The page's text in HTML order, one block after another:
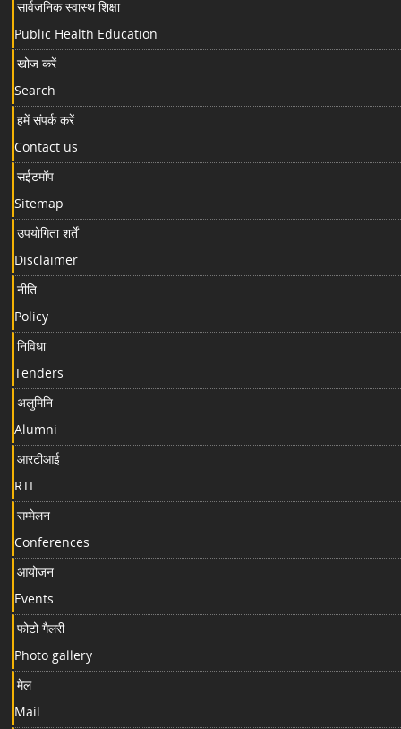
सार्वजनिक स्वास्थ शिक्षा
Public Health Education
खोज करें
Search
हमें संपर्क करें
Contact us
सईटमॉप
Sitemap
उपयोगिता शर्तें
Disclaimer
नीति
Policy
निविधा
Tenders
अलुमिनि
Alumni
आरटीआई
RTI
सम्मेलन
Conferences
आयोजन
Events
फोटो गैलरी
Photo gallery
मेल
Mail